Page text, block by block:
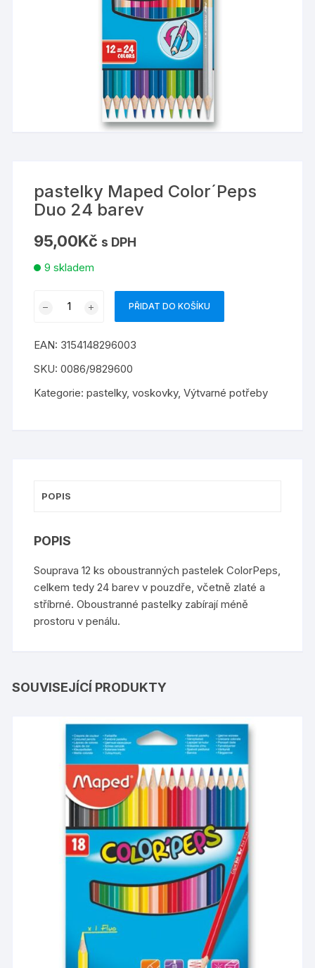
pastelky Maped Color´Peps
Duo 24 barev
95,00Kč s DPH
9 skladem
´Peps
Duo
barev
PŘIDAT DO KOŠÍKU
EAN: 3154148296003
SKU:0086/9829600
Kategorie:pastelky, voskovky,Výtvarné potřeby
POPIS
POPIS
Souprava 12 ks oboustranných pastelek ColorPeps,
celkem tedy 24 barev v pouzdře, včetně zlaté a
stříbrné. Oboustranné pastelky zabírají méně
prostoru v penálu.
SOUVISEJÍCÍ PRODUKTY